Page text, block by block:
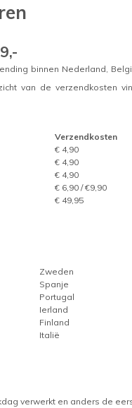
binnen Nederland,
van de verzendkosten
Verzendkosten
€ 4,90
€ 4,90
€ 4,90
€ 6,90 / €9,90
€ 49,95
Zweden
Spanje
Portugal
Ierland
Finland
Italië
verwerkt en anders de